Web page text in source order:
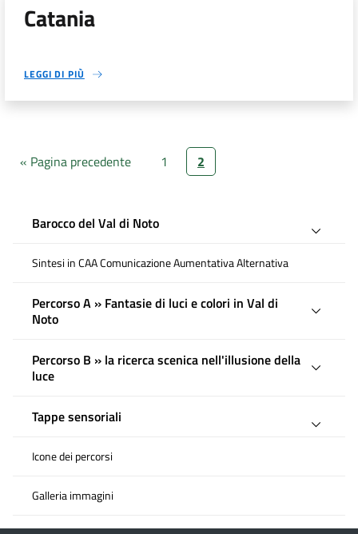
Catania
LEGGI DI PIÙ
« Pagina precedente 1 2
Barocco del Val di Noto
Sintesi in CAA Comunicazione Aumentativa Alternativa
Percorso A » Fantasie di luci e colori in Val di
Noto
Percorso B » la ricerca scenica nell'illusione della
luce
Tappe sensoriali
Icone dei percorsi
Galleria immagini